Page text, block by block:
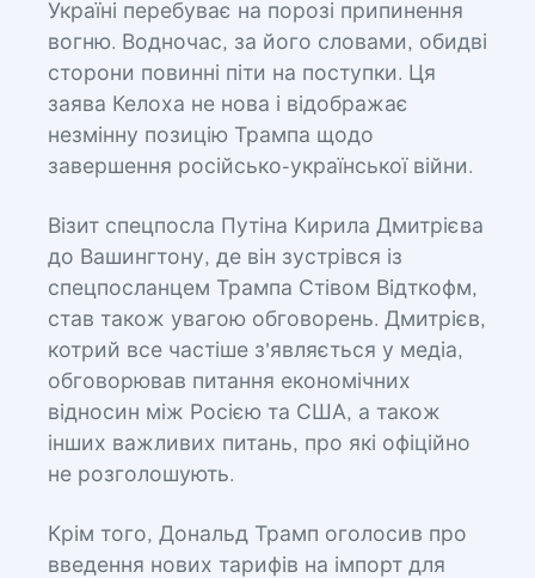
Україні перебуває на порозі припинення
вогню. Водночас, за його словами, обидві
сторони повинні піти на поступки. Ця
заява Келоха не нова і відображає
незмінну позицію Трампа щодо
завершення російсько-української війни.
Візит спецпосла Путіна Кирила Дмитрієва
до Вашингтону, де він зустрівся із
спецпосланцем Трампа Стівом Відткофм,
став також увагою обговорень. Дмитрієв,
котрий все частіше з'являється у медіа,
обговорював питання економічних
відносин між Росією та США, а також
інших важливих питань, про які офіційно
не розголошують.
Крім того, Дональд Трамп оголосив про
введення нових тарифів на імпорт для